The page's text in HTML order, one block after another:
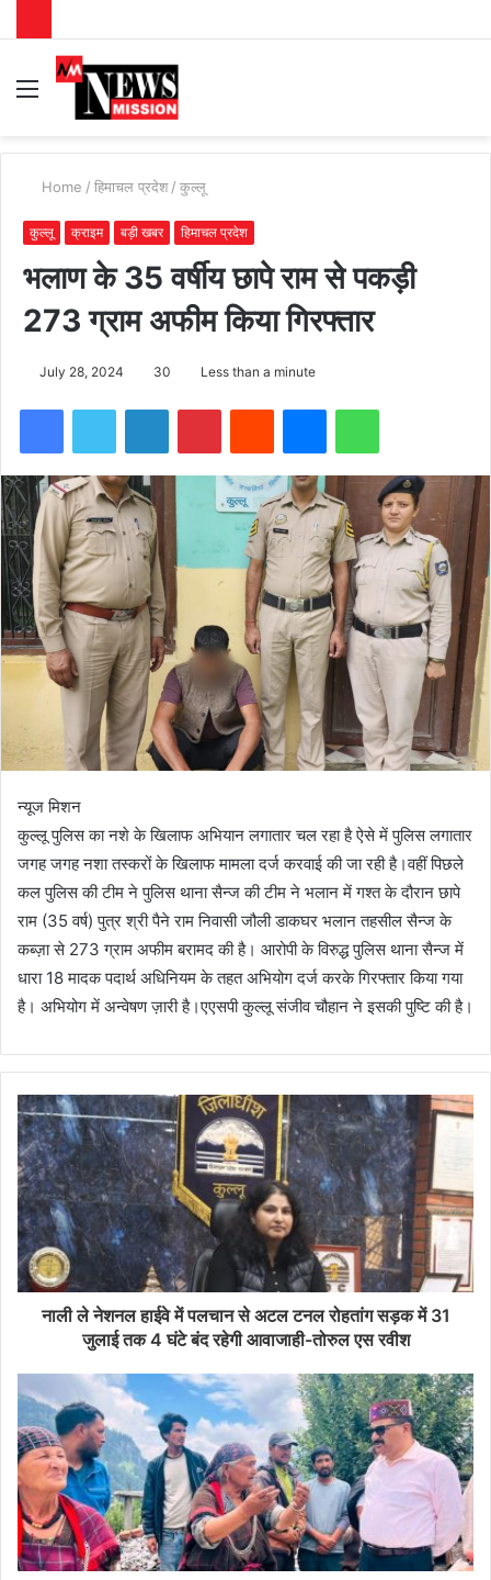
Menu
Home / हिमाचल प्रदेश / कुल्लू
कुल्लू क्राइम बड़ी खबर हिमाचल प्रदेश
भलाण के 35 वर्षीय छापे राम से पकड़ी
273 ग्राम अफीम किया गिरफ्तार
July 28, 2024 30 Less than a minute
न्यूज मिशन
कुल्लू पुलिस का नशे के खिलाफ अभियान लगातार चल रहा है ऐसे में पुलिस लगातार
जगह जगह नशा तस्करों के खिलाफ मामला दर्ज करवाई की जा रही है।वहीं पिछले
कल पुलिस की टीम ने पुलिस थाना सैन्ज की टीम ने भलान में गश्त के दौरान छापे
राम (35 वर्ष) पुत्र श्री पैने राम निवासी जौली डाकघर भलान तहसील सैन्ज के
कब्ज़ा से 273 ग्राम अफीम बरामद की है। आरोपी के विरुद्ध पुलिस थाना सैन्ज में
धारा 18 मादक पदार्थ अधिनियम के तहत अभियोग दर्ज करके गिरफ्तार किया गया
है। अभियोग में अन्वेषण ज़ारी है।एएसपी कुल्लू संजीव चौहान ने इसकी पुष्टि की है।
नाली ले नेशनल हाईवे में पलचान से अटल टनल रोहतांग सड़क में 31
जुलाई तक 4 घंटे बंद रहेगी आवाजाही-तोरुल एस रवीश